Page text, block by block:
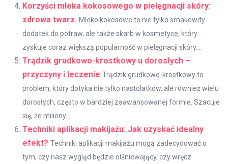
Korzyści mleka kokosowego w pielęgnacji skóry:
zdrowa twarz. Mleko kokosowe to nie tylko smakowity
dodatek do potraw, ale także skarb w kosmetyce, który
zyskuje coraz większą popularność w pielęgnacji skóry....
Trądzik grudkowo-krostkowy u dorosłych –
przyczyny i leczenie Trądzik grudkowo-krostkowy to
problem, który dotyka nie tylko nastolatków, ale również wielu
dorosłych, często w bardziej zaawansowanej formie. Szacuje
się, że miliony...
Techniki aplikacji makijażu: Jak uzyskać idealny
efekt? Techniki aplikacji makijażu mogą zadecydować o
tym, czy nasz wygląd będzie olśniewający, czy wręcz